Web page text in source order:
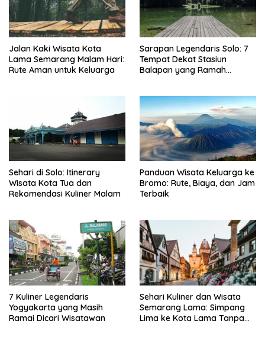
Jalan Kaki Wisata Kota
Lama Semarang Malam Hari:
Rute Aman untuk Keluarga
Sarapan Legendaris Solo: 7
Tempat Dekat Stasiun
Balapan yang Ramah
Sehari di Solo: Itinerary
Wisata Kota Tua dan
Rekomendasi Kuliner Malam
Panduan Wisata Keluarga ke
Bromo: Rute, Biaya, dan Jam
Terbaik
7 Kuliner Legendaris
Yogyakarta yang Masih
Ramai Dicari Wisatawan
Sehari Kuliner dan Wisata
Semarang Lama: Simpang
Lima ke Kota Lama Tanpa